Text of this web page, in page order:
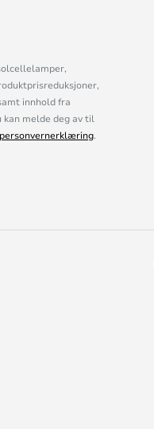
innhold fra
melde deg av til
personvernerklæring.